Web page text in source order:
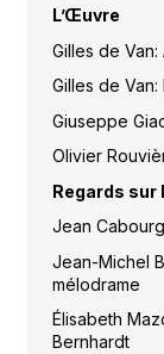
L’Œuvre
Gilles de Van:
Gilles de
Giuseppe
Olivier
Regards sur
Jean
Jean-Michel
mélodrame
Élisabeth
Bernhardt